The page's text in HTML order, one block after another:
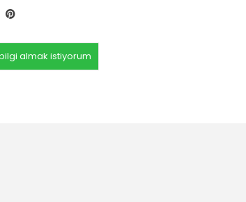
almak istiyorum